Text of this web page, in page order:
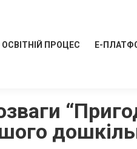
ОСВІТНІЙ ПРОЦЕС Е-